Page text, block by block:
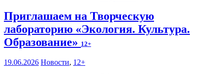
Приглашаем на Творческую
лабораторию «Экология. Культура.
Образование» 12+
19.06.2026 Новости, 12+